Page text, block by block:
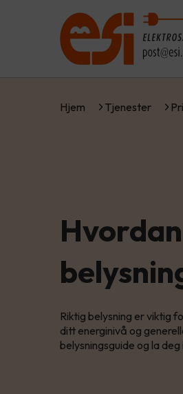
Hjem Tjenester
Riktig belysning er viktig
ditt energinivå og
belysningsguide og la deg